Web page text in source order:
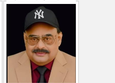
حکومت پاکستان کی جانب
سے آزادکشمیرالیکشن کی
صحیح رپورٹنگ کرنے والے
...